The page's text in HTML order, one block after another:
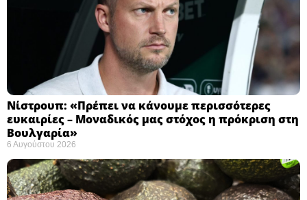
Νίστρουπ: «Πρέπει να κάνουμε περισσότερες
ευκαιρίες – Μοναδικός μας στόχος η πρόκριση στη
Βουλγαρία» ​
6 Αυγούστου 2026